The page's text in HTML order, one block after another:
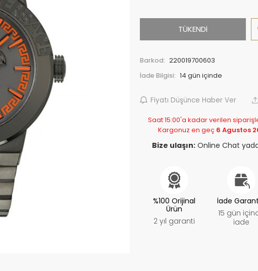
TÜKENDİ
Barkod: 220019700603
İade Bilgisi:
Fiyatı Düşünce Haber Ver
Saat 15:00'a kadar verilen
Kargonuz en geç 6 Agustos
Bize ulaşın: Online Chat
%100 Orijinal
Ürün
2 yıl garanti
İade
15 gün
iade